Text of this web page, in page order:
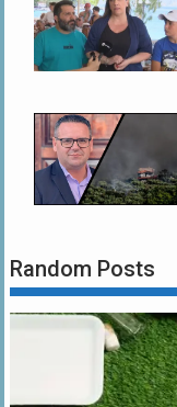
Random Posts